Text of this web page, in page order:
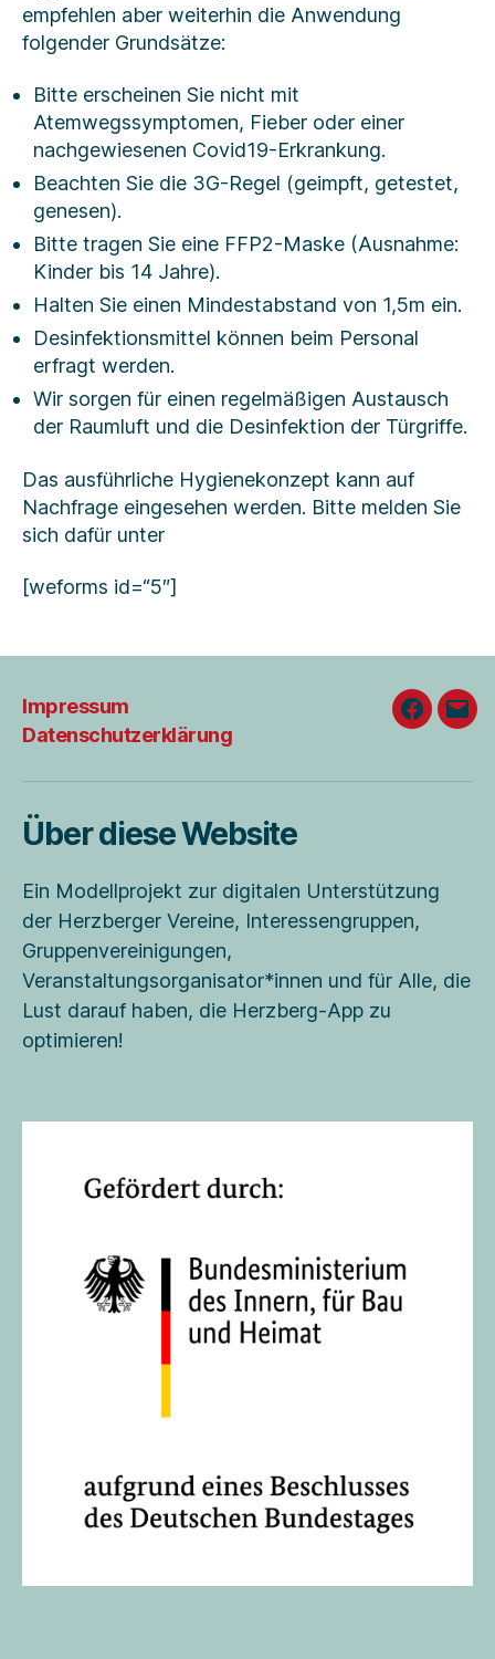
empfehlen aber weiterhin die Anwendung
folgender Grundsätze:
Bitte erscheinen Sie nicht mit
Atemwegssymptomen, Fieber oder einer
nachgewiesenen Covid19-Erkrankung.
Beachten Sie die 3G-Regel (geimpft, getestet,
genesen).
Bitte tragen Sie eine FFP2-Maske (Ausnahme:
Kinder bis 14 Jahre).
Halten Sie einen Mindestabstand von 1,5m ein.
Desinfektionsmittel können beim Personal
erfragt werden.
Wir sorgen für einen regelmäßigen Austausch
der Raumluft und die Desinfektion der Türgriffe.
Das ausführliche Hygienekonzept kann auf
Nachfrage eingesehen werden. Bitte melden Sie
sich dafür unter
[weforms id=“5″]
Impressum
Datenschutzerklärung
E-
Über diese Website
Ein Modellprojekt zur digitalen Unterstützung
der Herzberger Vereine, Interessengruppen,
Gruppenvereinigungen,
Veranstaltungsorganisator*innen und für Alle, die
Lust darauf haben, die Herzberg-App zu
optimieren!